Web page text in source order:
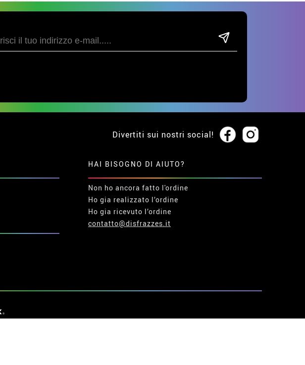
Divertiti sui nostri social!
HAI BISOGNO DI AIUTO?
Non ho ancora fatto l'ordine
Ho gia realizzato l’ordine
Ho gia ricevuto l’ordine
contatto@disfrazzes.it